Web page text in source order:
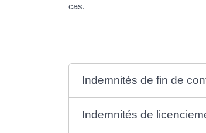
cas.
Indemnités de fin de
Indemnités de